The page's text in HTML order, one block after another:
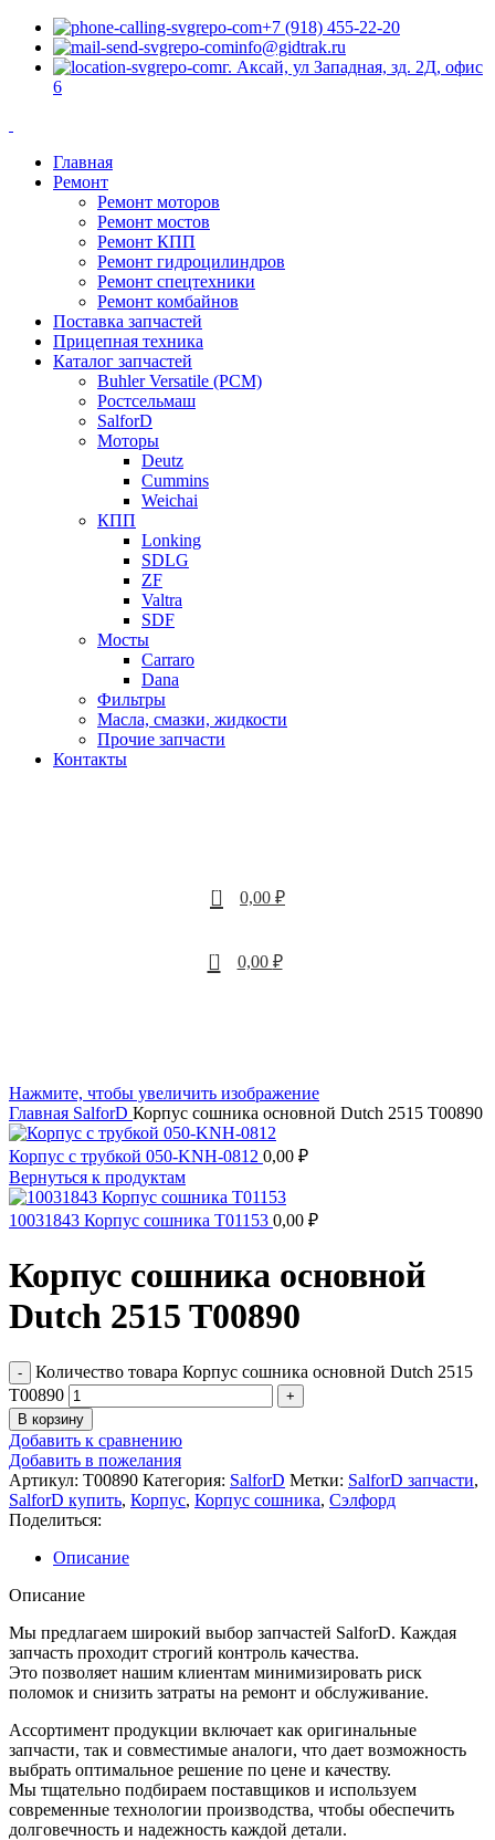
+7 (918) 455-22-20
info@gidtrak.ru
г. Аксай, ул Западная, зд. 2Д, офис
6
Главная
Ремонт
Ремонт моторов
Ремонт мостов
Ремонт КПП
Ремонт гидроцилиндров
Ремонт спецтехники
Ремонт комбайнов
Поставка запчастей
Прицепная техника
Каталог запчастей
Buhler Versatile (РСМ)
Ростсельмаш
SalforD
Моторы
Deutz
Cummins
Weichai
КПП
Lonking
SDLG
ZF
Valtra
SDF
Мосты
Carraro
Dana
Фильтры
Масла, смазки, жидкости
Прочие запчасти
Контакты
0 0,00 ₽
0 0,00 ₽
Нажмите, чтобы увеличить изображение
Главная SalforD Корпус сошника основной Dutch 2515 T00890
Корпус с трубкой 050-KNH-0812 0,00 ₽
Вернуться к продуктам
10031843 Корпус сошника T01153 0,00 ₽
Корпус сошника основной
Dutch 2515 T00890
Количество товара Корпус сошника основной Dutch 2515
T00890
В корзину
Добавить к сравнению
Добавить в пожелания
Артикул: T00890 Категория: SalforD Метки: SalforD запчасти,
SalforD купить, Корпус, Корпус сошника, Сэлфорд
Поделиться:
Описание
Описание
Мы предлагаем широкий выбор запчастей SalforD. Каждая
запчасть проходит строгий контроль качества.
Это позволяет нашим клиентам минимизировать риск
поломок и снизить затраты на ремонт и обслуживание.
Ассортимент продукции включает как оригинальные
запчасти, так и совместимые аналоги, что дает возможность
выбрать оптимальное решение по цене и качеству.
Мы тщательно подбираем поставщиков и используем
современные технологии производства, чтобы обеспечить
долговечность и надежность каждой детали.